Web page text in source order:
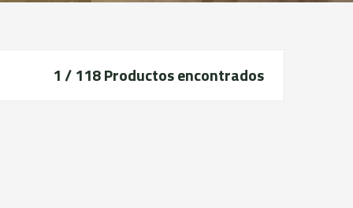
1 / 118Productos encontrados